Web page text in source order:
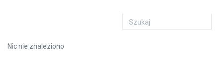
Nic nie znaleziono